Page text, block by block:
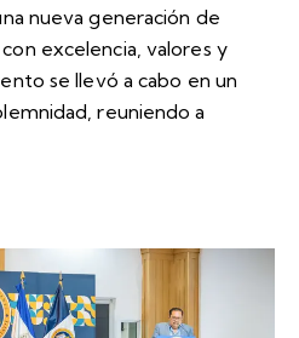
nueva generación de
excelencia, valores y
se llevó a cabo en un
reuniendo a